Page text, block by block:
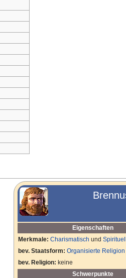
Eigenschaften
Merkmale: Charismatisch und
bev. Staatsform: Organisierte Religion
bev. Religion: keine
Schwerpunkte